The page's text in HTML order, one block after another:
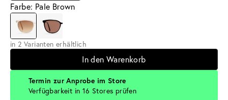
Farbe: Pale Brown
in 2 Varianten erhältlich
In den Warenkorb
Termin zur Anprobe im Store
Verfügbarkeit in 16 Stores prüfen